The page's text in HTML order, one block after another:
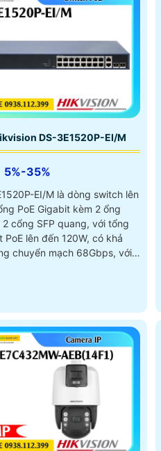
DS-3E1520P-EI/M
5%-35%
EI/M là dòng switch lên
PoE Gigabit kèm 2 ổng
2 cổng SFP quang, với tổng
PoE lên đến 120W, có khả
chuyển mạch 68Gbps, với